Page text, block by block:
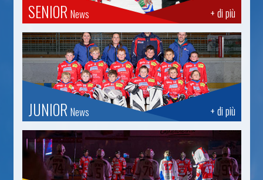
+ di più
SENIOR News
+ di più
JUNIOR News